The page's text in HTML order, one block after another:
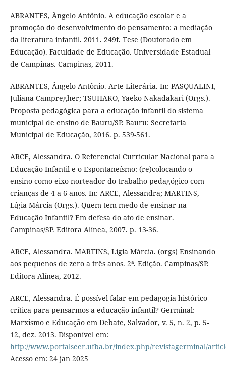
ABRANTES, Ângelo Antônio. A educação escolar e a
promoção do desenvolvimento do pensamento: a mediação
da literatura infantil. 2011. 249f. Tese (Doutorado em
Educação). Faculdade de Educação. Universidade Estadual
de Campinas. Campinas, 2011.
ABRANTES, Ângelo Antônio. Arte Literária. In: PASQUALINI,
Juliana Campregher; TSUHAKO, Yaeko Nakadakari (Orgs.).
Proposta pedagógica para a educação infantil do sistema
municipal de ensino de Bauru/SP. Bauru: Secretaria
Municipal de Educação, 2016. p. 539-561.
ARCE, Alessandra. O Referencial Curricular Nacional para a
Educação Infantil e o Espontaneísmo: (re)colocando o
ensino como eixo norteador do trabalho pedagógico com
crianças de 4 a 6 anos. In: ARCE, Alessandra; MARTINS,
Lígia Márcia (Orgs.). Quem tem medo de ensinar na
Educação Infantil? Em defesa do ato de ensinar.
Campinas/SP. Editora Alínea, 2007. p. 13-36.
ARCE, Alessandra. MARTINS, Lígia Márcia. (orgs) Ensinando
aos pequenos de zero a três anos. 2ª. Edição. Campinas/SP.
Editora Alínea, 2012.
ARCE, Alessandra. É possível falar em pedagogia histórico
crítica para pensarmos a educação infantil? Germinal:
Marxismo e Educação em Debate, Salvador, v. 5, n. 2, p. 5-
12, dez. 2013. Disponível em:
http://www.portalseer.ufba.br/index.php/revistagerminal/
Acesso em: 24 jan 2025